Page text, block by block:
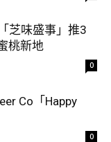
芝味盛事」推3
桃新地
0
Co「Happy
0